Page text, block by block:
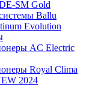
SM Gold
Ballu
Evolution
AC Electric
Royal Clima
2024